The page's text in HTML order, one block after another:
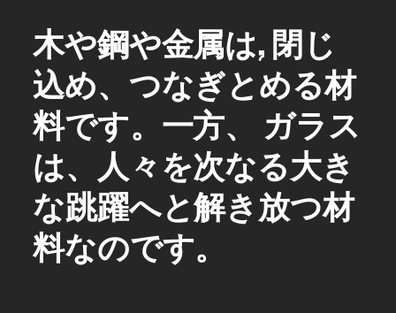
木や鋼や金属は, 閉じ
込め、つなぎとめる材
料です。一方、 ガラス
は、人々を次なる大き
な跳躍へと解き放つ材
料なのです。